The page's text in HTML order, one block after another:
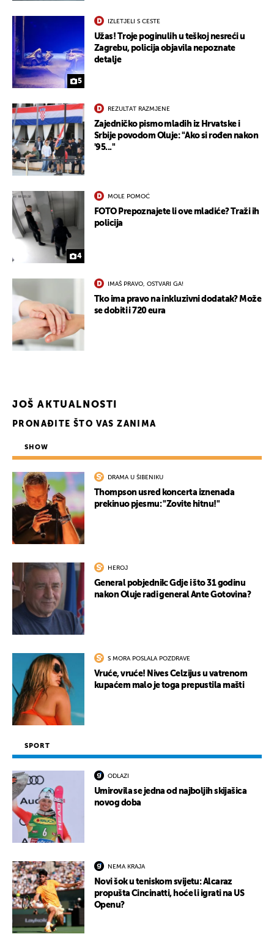
5
IZLETJELI S CESTE
Užas! Troje poginulih u teškoj nesreći u
Zagrebu, policija objavila nepoznate
detalje
REZULTAT RAZMJENE
Zajedničko pismo mladih iz Hrvatske i
Srbije povodom Oluje: "Ako si rođen nakon
'95..."
4
MOLE POMOĆ
FOTO Prepoznajete li ove mladiće? Traži ih
policija
IMAŠ PRAVO, OSTVARI GA!
Tko ima pravo na inkluzivni dodatak? Može
se dobiti i 720 eura
JOŠ AKTUALNOSTI
PRONAĐITE ŠTO VAS ZANIMA
SHOW
DRAMA U ŠIBENIKU
Thompson usred koncerta iznenada
prekinuo pjesmu: "Zovite hitnu!"
HEROJ
General pobjednik: Gdje i što 31 godinu
nakon Oluje radi general Ante Gotovina?
S MORA POSLALA POZDRAVE
Vruće, vruće! Nives Celzijus u vatrenom
kupaćem malo je toga prepustila mašti
SPORT
ODLAZI
Umirovila se jedna od najboljih skijašica
novog doba
NEMA KRAJA
Novi šok u teniskom svijetu: Alcaraz
propušta Cincinatti, hoće li igrati na US
Openu?
UKLJUČITE NOTIFIKACIJE